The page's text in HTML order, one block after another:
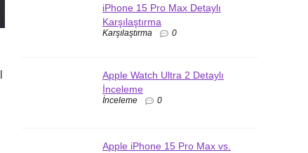
iPhone 15 Pro Max Detaylı
Karşılaştırma
Karşılaştırma 0
Apple Watch Ultra 2 Detaylı
İnceleme
İnceleme 0
Apple iPhone 15 Pro Max vs.